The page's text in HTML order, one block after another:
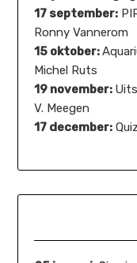
17 september:
Ronny Vannerom
15 oktober:
Michel Ruts
19 november:
V. Meegen
17 december: